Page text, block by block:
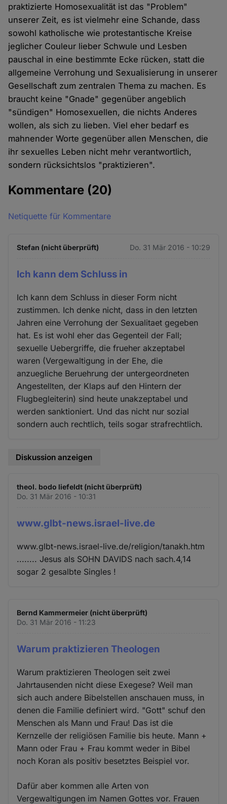
praktizierte Homosexualität ist das "Problem"
unserer Zeit, es ist vielmehr eine Schande, dass
sowohl katholische wie protestantische Kreise
jeglicher Couleur lieber Schwule und Lesben
pauschal in eine bestimmte Ecke rücken, statt die
allgemeine Verrohung und Sexualisierung in unserer
Gesellschaft zum zentralen Thema zu machen. Es
braucht keine "Gnade" gegenüber angeblich
"sündigen" Homosexuellen, die nichts Anderes
wollen, als sich zu lieben. Viel eher bedarf es
mahnender Worte gegenüber allen Menschen, die
ihr sexuelles Leben nicht mehr verantwortlich,
sondern rücksichtslos "praktizieren".
Kommentare (20)
Netiquette für Kommentare
Stefan (nicht überprüft) Do. 31 Mär 2016 - 10:29
Ich kann dem Schluss in
Ich kann dem Schluss in dieser Form nicht
zustimmen. Ich denke nicht, dass in den letzten
Jahren eine Verrohung der Sexualitaet gegeben
hat. Es ist wohl eher das Gegenteil der Fall;
sexuelle Uebergriffe, die frueher akzeptabel
waren (Vergewaltigung in der Ehe, die
anzuegliche Beruehrung der untergeordneten
Angestellten, der Klaps auf den Hintern der
Flugbegleiterin) sind heute unakzeptabel und
werden sanktioniert. Und das nicht nur sozial
sondern auch rechtlich, teils sogar strafrechtlich.
Diskussion anzeigen
theol. bodo liefeldt (nicht überprüft)
Do. 31 Mär 2016 - 10:31
www.glbt-news.israel-live.de
www.glbt-news.israel-live.de/religion/tanakh.htm
........ Jesus als SOHN DAVIDS nach sach.4,14
sogar 2 gesalbte Singles !
Bernd Kammermeier (nicht überprüft)
Do. 31 Mär 2016 - 11:23
Warum praktizieren Theologen
Warum praktizieren Theologen seit zwei
Jahrtausenden nicht diese Exegese? Weil man
sich auch andere Bibelstellen anschauen muss, in
denen die Familie definiert wird. "Gott" schuf den
Menschen als Mann und Frau! Das ist die
Kernzelle der religiösen Familie bis heute. Mann +
Mann oder Frau + Frau kommt weder in Bibel
noch Koran als positiv besetztes Beispiel vor.
Dafür aber kommen alle Arten von
Vergewaltigungen im Namen Gottes vor. Frauen